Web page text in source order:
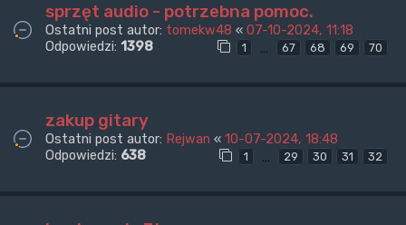
sprzęt audio - potrzebna pomoc.
Ostatni post autor: tomekw48 « 07-10-2024, 11:18
Odpowiedzi: 1398 1 … 67 68 69 70
zakup gitary
Ostatni post autor: Rejwan « 10-07-2024, 18:48
Odpowiedzi: 638 1 29 30 31 32